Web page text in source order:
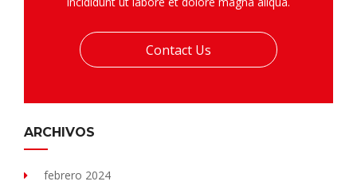
Contact Us
ARCHIVOS
febrero 2024